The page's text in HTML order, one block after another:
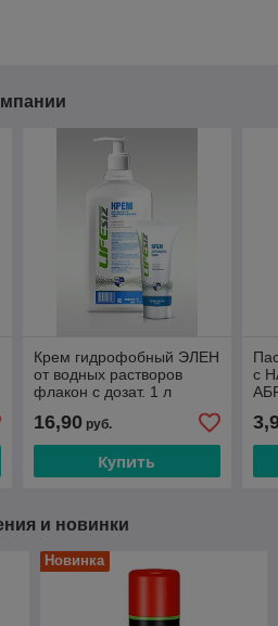
Крем гидрофобный ЭЛЕН
от водных растворов
флакон с дозат. 1 л
16,90руб.
Купить
с
и новинки
Новинка